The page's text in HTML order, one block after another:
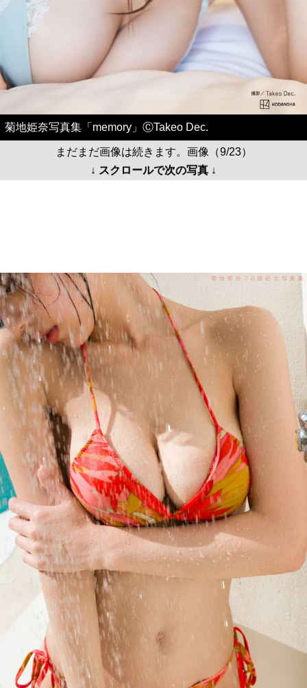
菊地姫奈写真集「memory」ⒸTakeo Dec.
まだまだ画像は続きます。画像（9/23）
↓ スクロールで次の写真 ↓